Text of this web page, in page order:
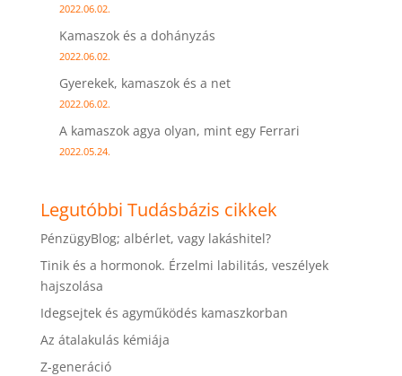
2022.06.02.
Kamaszok és a dohányzás
2022.06.02.
Gyerekek, kamaszok és a net
2022.06.02.
A kamaszok agya olyan, mint egy Ferrari
2022.05.24.
Legutóbbi Tudásbázis cikkek
PénzügyBlog; albérlet, vagy lakáshitel?
Tinik és a hormonok. Érzelmi labilitás, veszélyek
hajszolása
Idegsejtek és agyműködés kamaszkorban
Az átalakulás kémiája
Z-generáció